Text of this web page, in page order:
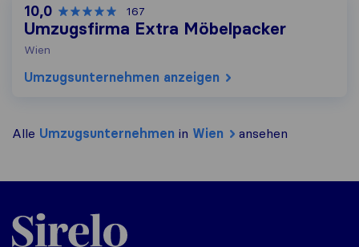
10,0 167
Umzugsfirma Extra Möbelpacker
Wien
Umzugs​unternehmen anzeigen
Alle Umzugs​unternehmen in Wien ansehen
Sirelo.at